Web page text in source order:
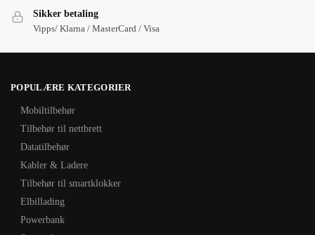
Sikker betaling
Vipps/ Klarna / MasterCard / Visa
POPULÆRE KATEGORIER
Mobiltilbehør
Tilbehør til nettbrett
Datatilbehør
Kabler & Ladere
Tilbehør til smartklokker
Elbillading
Powerbank